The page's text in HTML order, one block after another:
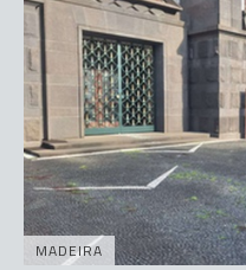
MADEIRA